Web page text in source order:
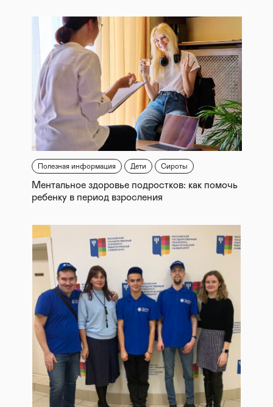
Полезная информация Дети Сироты
Ментальное здоровье подростков: как помочь
ребенку в период взросления